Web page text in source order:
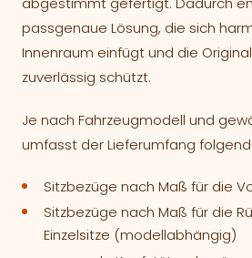
passgenaue Lösung, die sich
Innenraum einfügt und die
zuverlässig schützt.
Je nach Fahrzeugmodell und
umfasst der Lieferumfang
Sitzbezüge nach Maß für die
Sitzbezüge nach Maß für die
Einzelsitze (modellabhängig)